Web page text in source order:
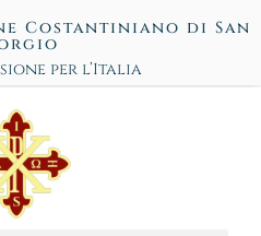
Costantiniano di San
per l’Italia